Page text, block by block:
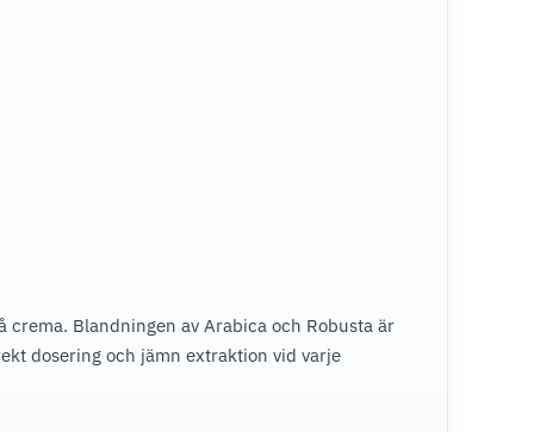
crema. Blandningen av Arabica och Robusta är
dosering och jämn extraktion vid varje